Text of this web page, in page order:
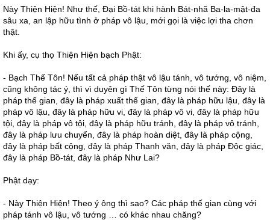
Này Thiện Hiện! Như thế, Đại Bồ-tát khi hành Bát-nhã Ba-la-mật-đa
sâu xa, an lập hữu tình ở pháp vô lậu, mới gọi là việc lợi tha chơn
thật.
Khi ấy, cụ thọ Thiện Hiện bạch Phật:
- Bạch Thế Tôn! Nếu tất cả pháp thật vô lậu tánh, vô tướng, vô niệm,
cũng không tác ý, thì vì duyên gì Thế Tôn từng nói thế này: Đây là
pháp thế gian, đây là pháp xuất thế gian, đây là pháp hữu lậu, đây là
pháp vô lậu, đây là pháp hữu vi, đây là pháp vô vi, đây là pháp hữu
tội, đây là pháp vô tội, đây là pháp hữu tránh, đây là pháp vô tránh,
đây là pháp lưu chuyển, đây là pháp hoàn diệt, đây là pháp cộng,
đây là pháp bất cộng, đây là pháp Thanh văn, đây là pháp Độc giác,
đây là pháp Bồ-tát, đây là pháp Như Lai?
Phật dạy:
- Này Thiện Hiện! Theo ý ông thì sao? Các pháp thế gian cùng với
pháp tánh vô lậu, vô tướng … có khác nhau chăng?